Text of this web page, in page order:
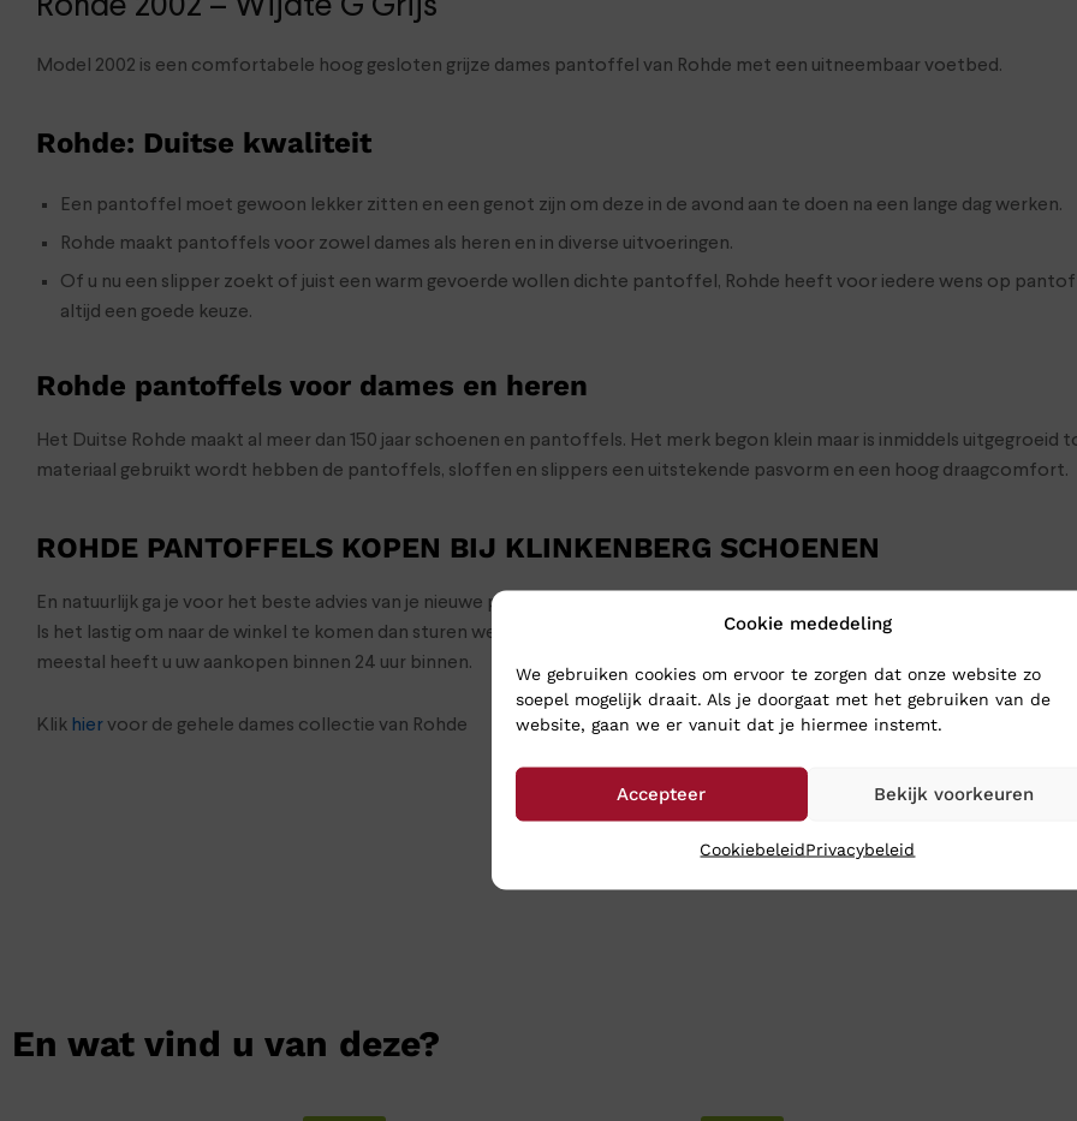
Cookie mededeling
We gebruiken cookies om ervoor te zorgen dat onze website zo
soepel mogelijk draait. Als je doorgaat met het gebruiken van de
website, gaan we er vanuit dat je hiermee instemt.
Accepteer Bekijk voorkeuren
CookiebeleidPrivacybeleid
Model 2002 is een comfortabele hoog gesloten grijze dames pantoffel van Rohde met een uitneembaar voetbed.
Rohde: Duitse kwaliteit
Een pantoffel moet gewoon lekker zitten en een genot zijn om deze in de avond aan te doen na een lange dag werken.
Rohde maakt pantoffels voor zowel dames als heren en in diverse uitvoeringen.
Of u nu een slipper zoekt of juist een warm gevoerde wollen dichte pantoffel, Rohde heeft voor iedere wens op
altijd een goede keuze.
Rohde pantoffels voor dames en heren
Het Duitse Rohde maakt al meer dan 150 jaar schoenen en pantoffels. Het merk begon klein maar is inmiddels
materiaal gebruikt wordt hebben de pantoffels, sloffen en slippers een uitstekende pasvorm en een hoog draagcomfort.
ROHDE PANTOFFELS KOPEN BIJ KLINKENBERG SCHOENEN
En natuurlijk ga je voor het beste advies van je nieuwe pantoffels naar Klinkenberg Schoenen in Geldrop. Dan weet je
Is het lastig om naar de winkel te komen dan sturen we de schoenen toch gewoon naar je op: bestel ze online in onze
meestal heeft u uw aankopen binnen 24 uur binnen.
Klik hiervoor de gehele dames collectie van Rohde
En wat vind u van deze?